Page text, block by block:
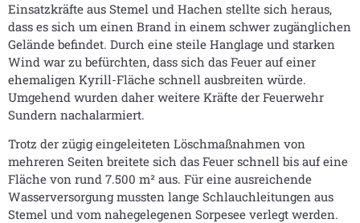
Einsatzkräfte aus Stemel und Hachen stellte sich heraus,
dass es sich um einen Brand in einem schwer zugänglichen
Gelände befindet. Durch eine steile Hanglage und starken
Wind war zu befürchten, dass sich das Feuer auf einer
ehemaligen Kyrill-Fläche schnell ausbreiten würde.
Umgehend wurden daher weitere Kräfte der Feuerwehr
Sundern nachalarmiert.
Trotz der zügig eingeleiteten Löschmaßnahmen von
mehreren Seiten breitete sich das Feuer schnell bis auf eine
Fläche von rund 7.500 m² aus. Für eine ausreichende
Wasserversorgung mussten lange Schlauchleitungen aus
Stemel und vom nahegelegenen Sorpesee verlegt werden.